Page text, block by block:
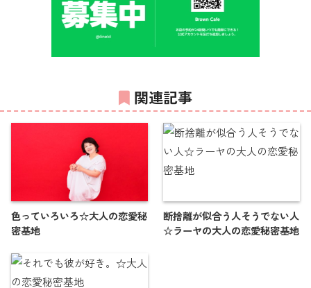
関連記事
色っていろいろ☆大人の恋愛秘
密基地
断捨離が似合う人そうでない人
☆ラーヤの大人の恋愛秘密基地